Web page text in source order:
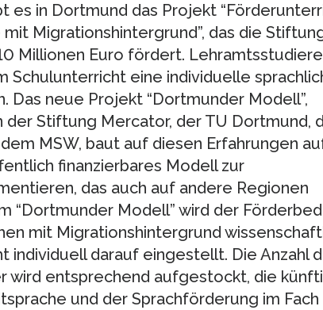
es in Dortmund das Projekt
Migrationshintergrund”, das die
Millionen Euro fördert.
Schulunterricht eine individuelle
Das neue Projekt “Dortmunder Modell”,
Stiftung Mercator, der TU Dortmund,
MSW, baut auf diesen Erfahrungen
finanzierbares Modell zur
das auch auf andere Regionen
“Dortmunder Modell” wird der
mit Migrationshintergrund
individuell darauf eingestellt. Die Anzahl
wird entsprechend aufgestockt, die
und der Sprachförderung im Fach